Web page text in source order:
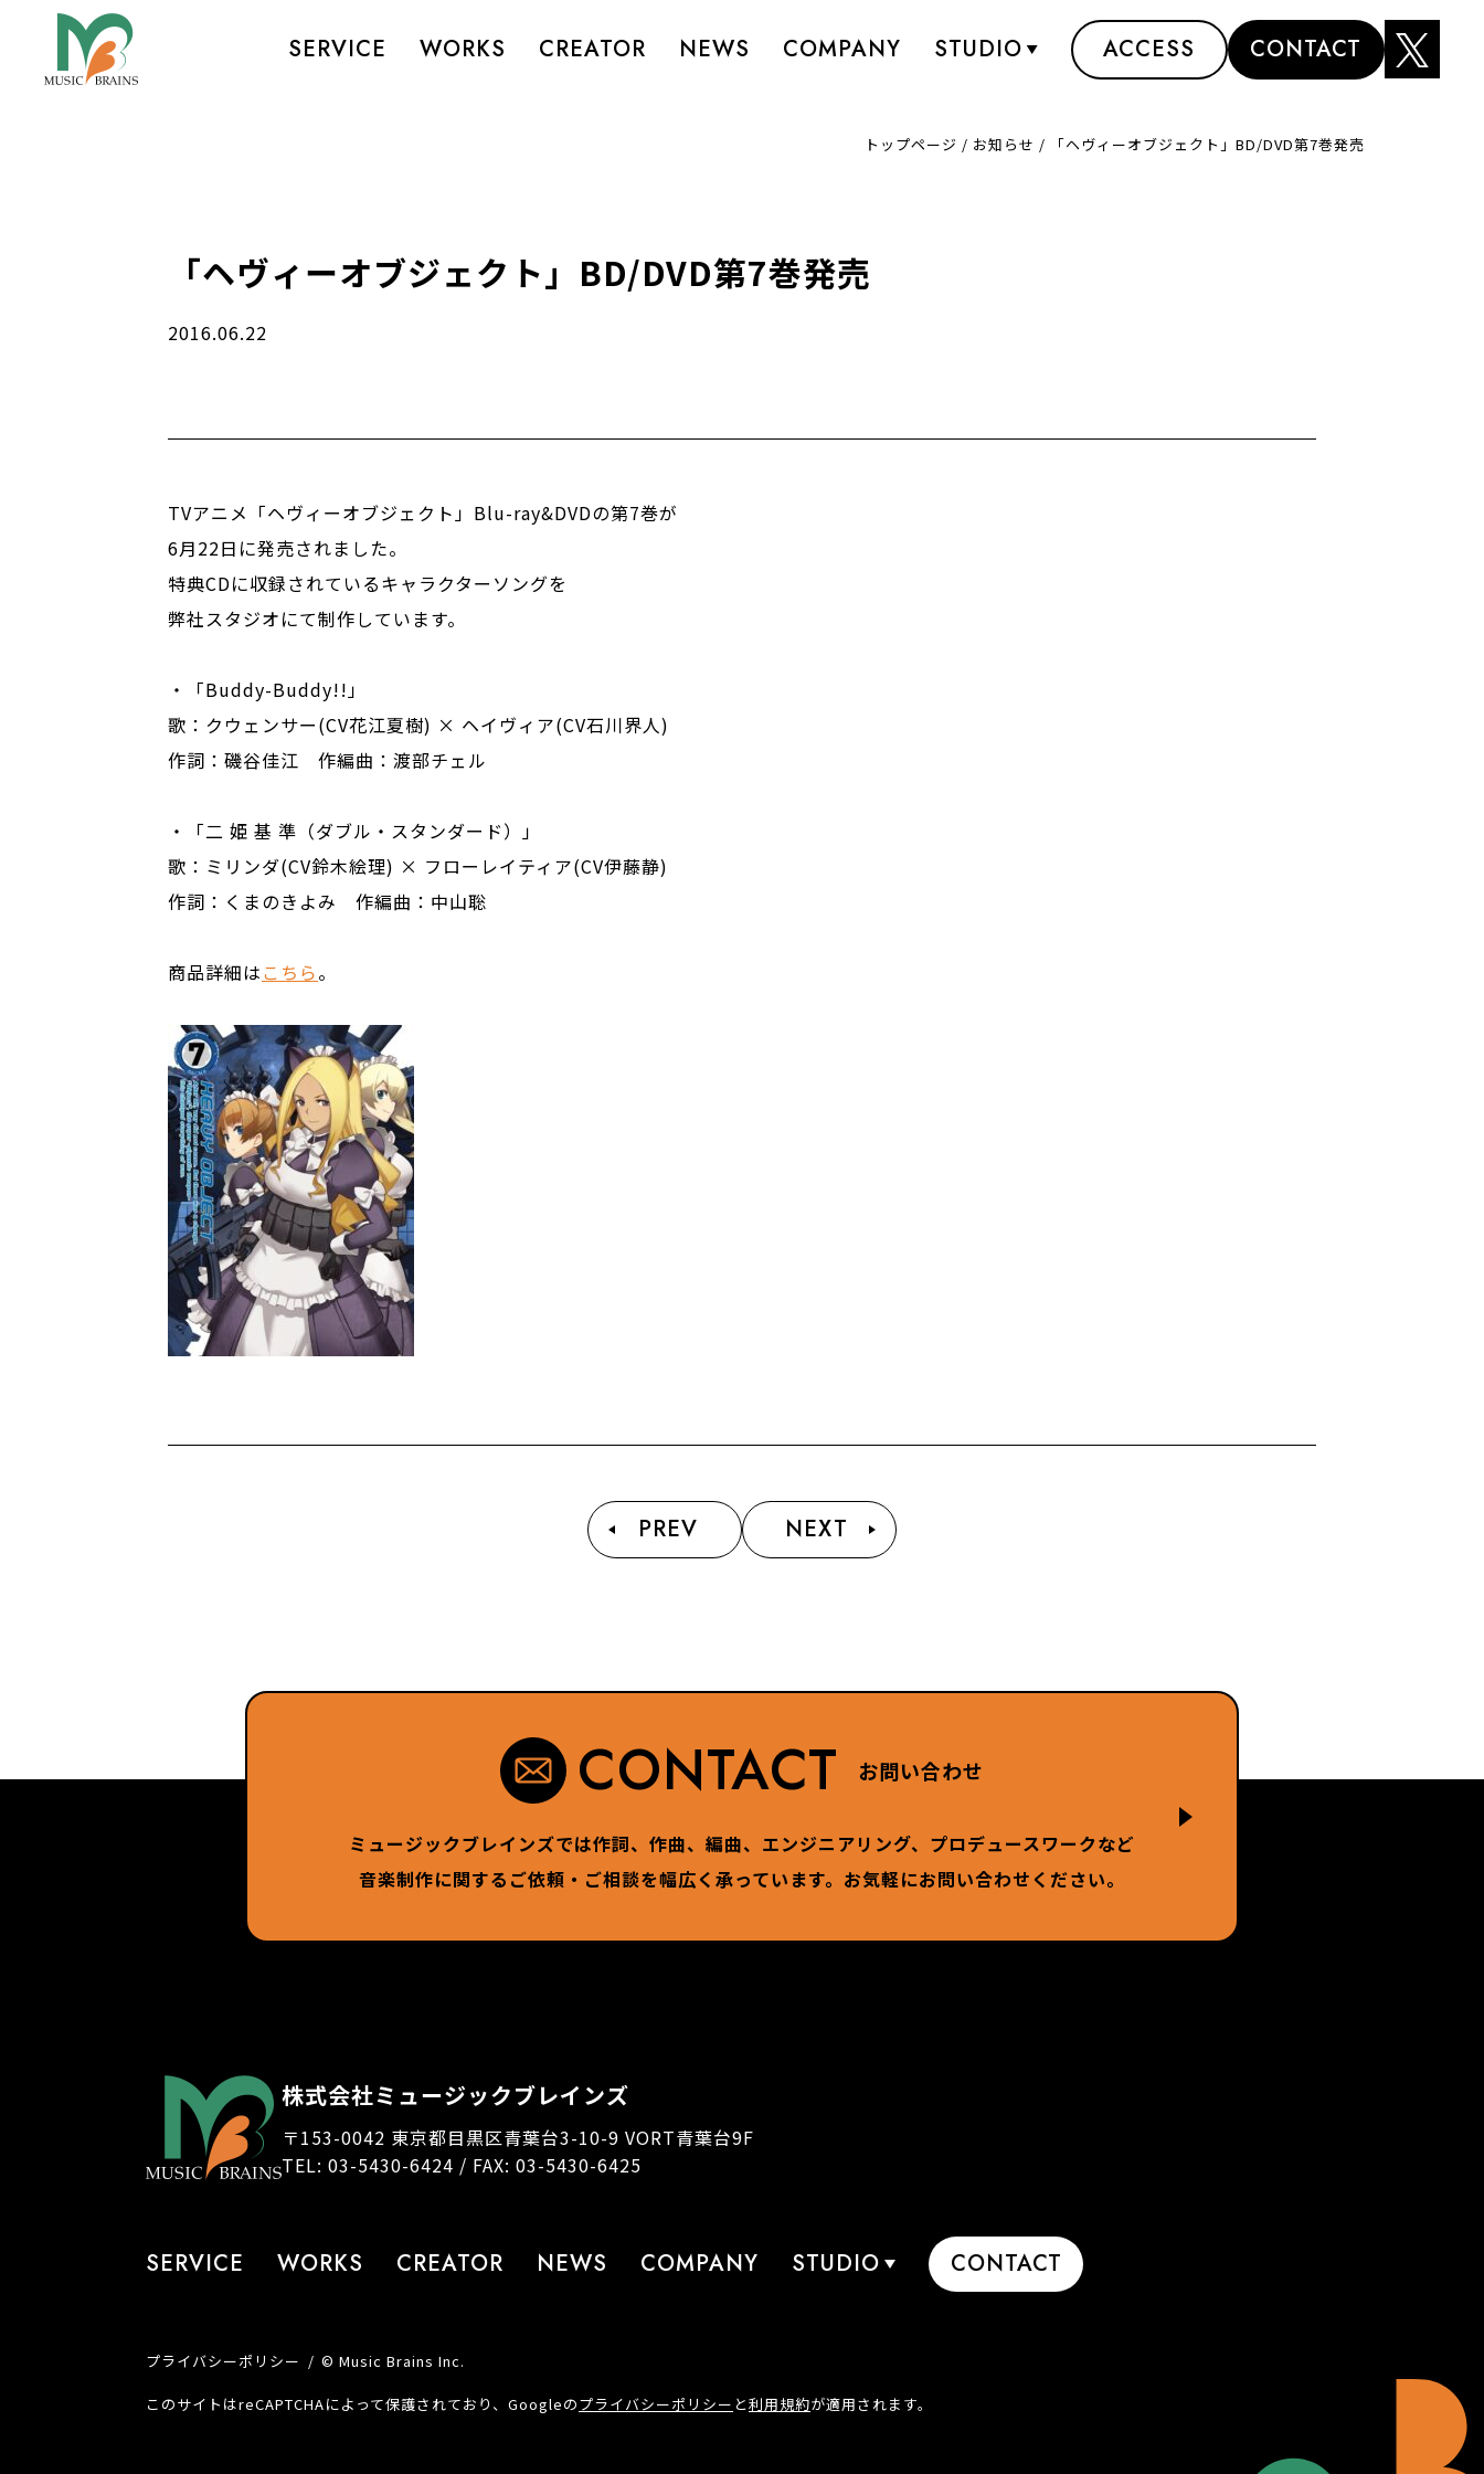
SERVICE WORKS CREATOR NEWS COMPANY STUDIO ACCESS CONTACT
トップページ / お知らせ / 「ヘヴィーオブジェクト」BD/DVD第7巻発売
「ヘヴィーオブジェクト」BD/DVD第7巻発売
2016.06.22
TVアニメ「ヘヴィーオブジェクト」Blu-ray&DVDの第7巻が
6月22日に発売されました。
特典CDに収録されているキャラクターソングを
弊社スタジオにて制作しています。
・「Buddy-Buddy!!」
歌：クウェンサー(CV花江夏樹) × ヘイヴィア(CV石川界人)
作詞：磯谷佳江 作編曲：渡部チェル
・「二 姫 基 準（ダブル・スタンダード）」
歌：ミリンダ(CV鈴木絵理) × フローレイティア(CV伊藤静)
作詞：くまのきよみ 作編曲：中山聡
商品詳細は こちら。
PREV NEXT
CONTACT お問い合わせ
ミュージックブレインズでは作詞、作曲、編曲、エンジニアリング、プロデュースワークなど
音楽制作に関するご依頼・ご相談を幅広く承っています。お気軽にお問い合わせください。
株式会社ミュージックブレインズ
〒153-0042 東京都目黒区青葉台3-10-9 VORT青葉台9F
TEL: 03-5430-6424 / FAX: 03-5430-6425
SERVICE WORKS CREATOR NEWS COMPANY STUDIO CONTACT
プライバシーポリシー © Music Brains Inc.
このサイトはreCAPTCHAによって保護されており、Googleのプライバシーポリシー と利用規約が適用されます。